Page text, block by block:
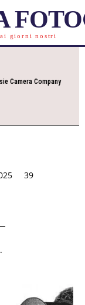
giorni nostri
Camera Company
39